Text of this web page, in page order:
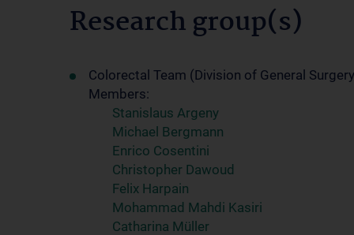
Research group(s)
Colorectal Team (Division of General
Members:
Stanislaus Argeny
Michael Bergmann
Enrico Cosentini
Christopher Dawoud
Felix Harpain
Mohammad Mahdi Kasiri
Catharina Müller